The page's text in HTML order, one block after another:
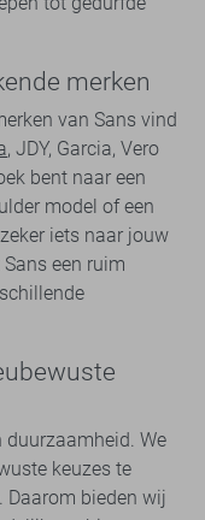
merken
van Sans vind
, JDY, Garcia, Vero
bent naar een
model of een
iets naar jouw
een ruim
duurzaamheid. We
keuzes te
Daarom bieden wij